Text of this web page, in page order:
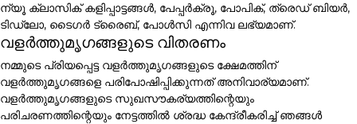
ന്യൂ ക്ലാസിക് കളിപ്പാട്ടങ്ങൾ, പേപ്പർക്രൂ, പോപിക്, ത്രെഡ് ബിയർ,
ടിഡ്ലോ, ടൈഗർ ട്രൈബ്, പോൾസി എന്നിവ ലഭ്യമാണ്.
വളർത്തുമൃഗങ്ങളുടെ വിതരണം
നമ്മുടെ പ്രിയപ്പെട്ട വളർത്തുമൃഗങ്ങളുടെ ക്ഷേമത്തിന്
വളർത്തുമൃഗങ്ങളെ പരിപോഷിപ്പിക്കുന്നത് അനിവാര്യമാണ്.
വളർത്തുമൃഗങ്ങളുടെ സുഖസൗകര്യത്തിന്റെയും
പരിചരണത്തിന്റെയും നേട്ടത്തിൽ ശ്രദ്ധ കേന്ദ്രീകരിച്ച് ഞങ്ങൾ